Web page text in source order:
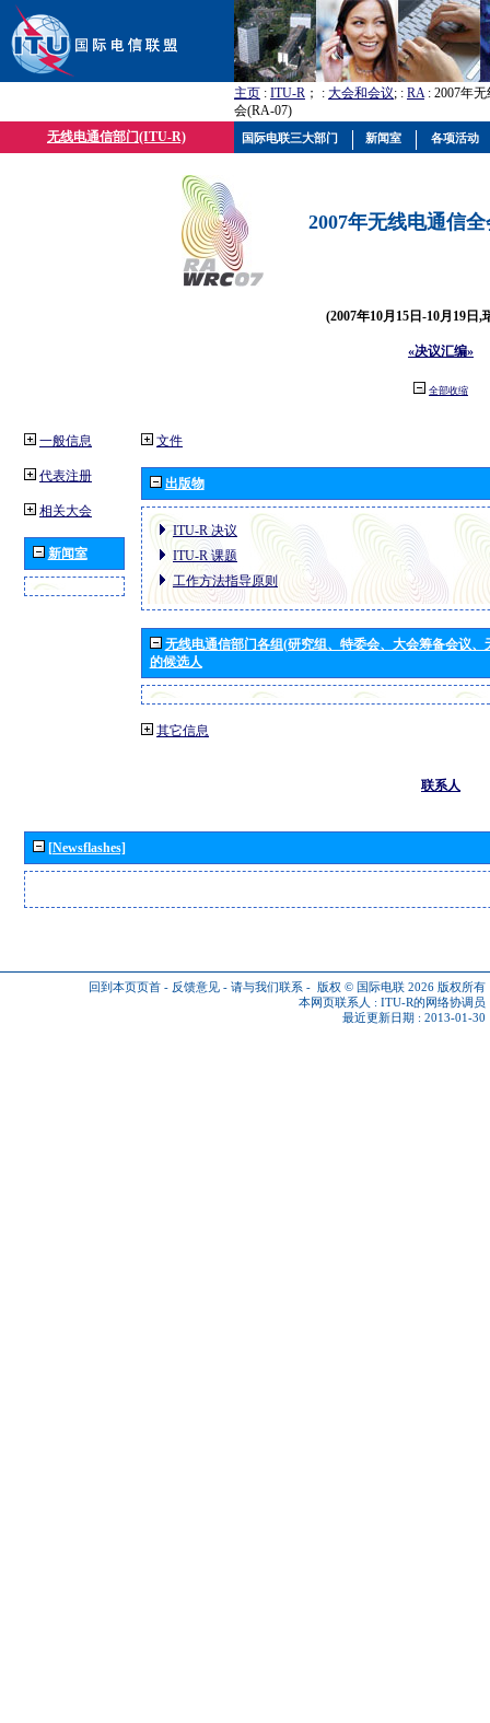
主页 : ITU-R ； : 大会和会议; : RA: 2007年
会(RA-07)
无线电通信部门(ITU-R)
2007年无线电通信
(2007年10月15日-10月19日,
«决议汇编»
全部收缩
一般信息
代表注册
相关大会
新闻室
文件
出版物
ITU-R 决议
ITU-R 课题
工作方法指导原则
无线电通信部门各组(研究组、特委会、大会筹备会议
的候选人
其它信息
联系人
[Newsflashes]
回到本页页首 - 反馈意见 - 请与我们联系 - 版权 © 国际电联 2026 版权所有
本网页联系人 : ITU-R的网络协调员
最近更新日期 : 2013-01-30
国际电联三大部门 新闻室 各项活动